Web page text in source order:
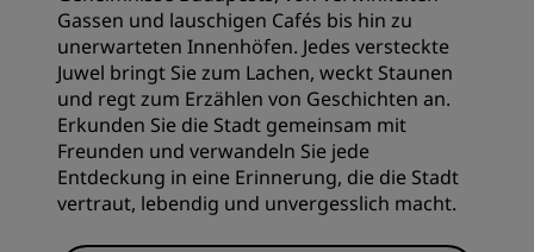
Gassen und lauschigen Cafés bis hin zu
unerwarteten Innenhöfen. Jedes versteckte
Juwel bringt Sie zum Lachen, weckt Staunen
und regt zum Erzählen von Geschichten an.
Erkunden Sie die Stadt gemeinsam mit
Freunden und verwandeln Sie jede
Entdeckung in eine Erinnerung, die die Stadt
vertraut, lebendig und unvergesslich macht.